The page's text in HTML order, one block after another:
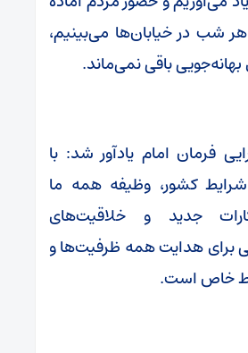
هر شب در خیابان‌ها می‌بینیم،
باقی نمی‌ماند.
فرمان امام یادآور شد: با
کشور، وظیفه همه ما
جدید و خلاقیت‌های
برای هدایت همه ظرفیت‌ها و
خاص است.